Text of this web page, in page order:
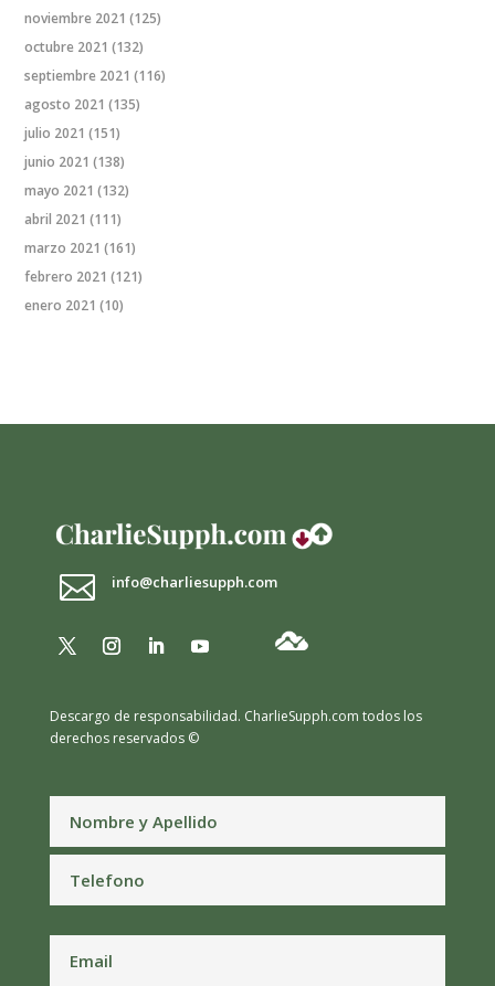
noviembre 2021 (125)
octubre 2021 (132)
septiembre 2021 (116)
agosto 2021 (135)
julio 2021 (151)
junio 2021 (138)
mayo 2021 (132)
abril 2021 (111)
marzo 2021 (161)
febrero 2021 (121)
enero 2021 (10)
 info@charliesupph.com
Descargo de responsabilidad. CharlieSupph.com todos los
derechos reservados ©